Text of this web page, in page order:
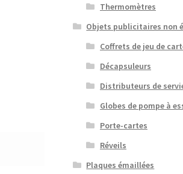
Thermomètres
Objets publicitaires non
Coffrets de jeu de
Décapsuleurs
Distributeurs de
Globes de pompe à
Porte-cartes
Réveils
Plaques émaillées